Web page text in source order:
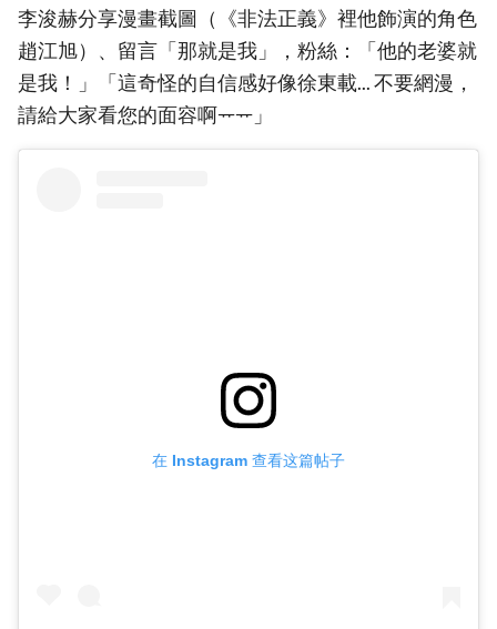
李浚赫分享漫畫截圖（《非法正義》裡他飾演的角色
趙江旭）、留言「那就是我」，粉絲：「他的老婆就
是我！」「這奇怪的自信感好像徐東載... 不要網漫，
請給大家看您的面容啊ᅲᅲ」
在 Instagram 查看这篇帖子